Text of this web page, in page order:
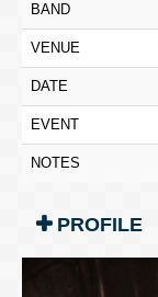
BAND
VENUE
DATE
EVENT
NOTES
PROFILE